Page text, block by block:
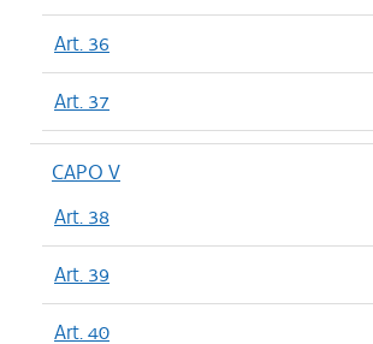
Art. 36
Art. 37
CAPO V
Art. 38
Art. 39
Art. 40